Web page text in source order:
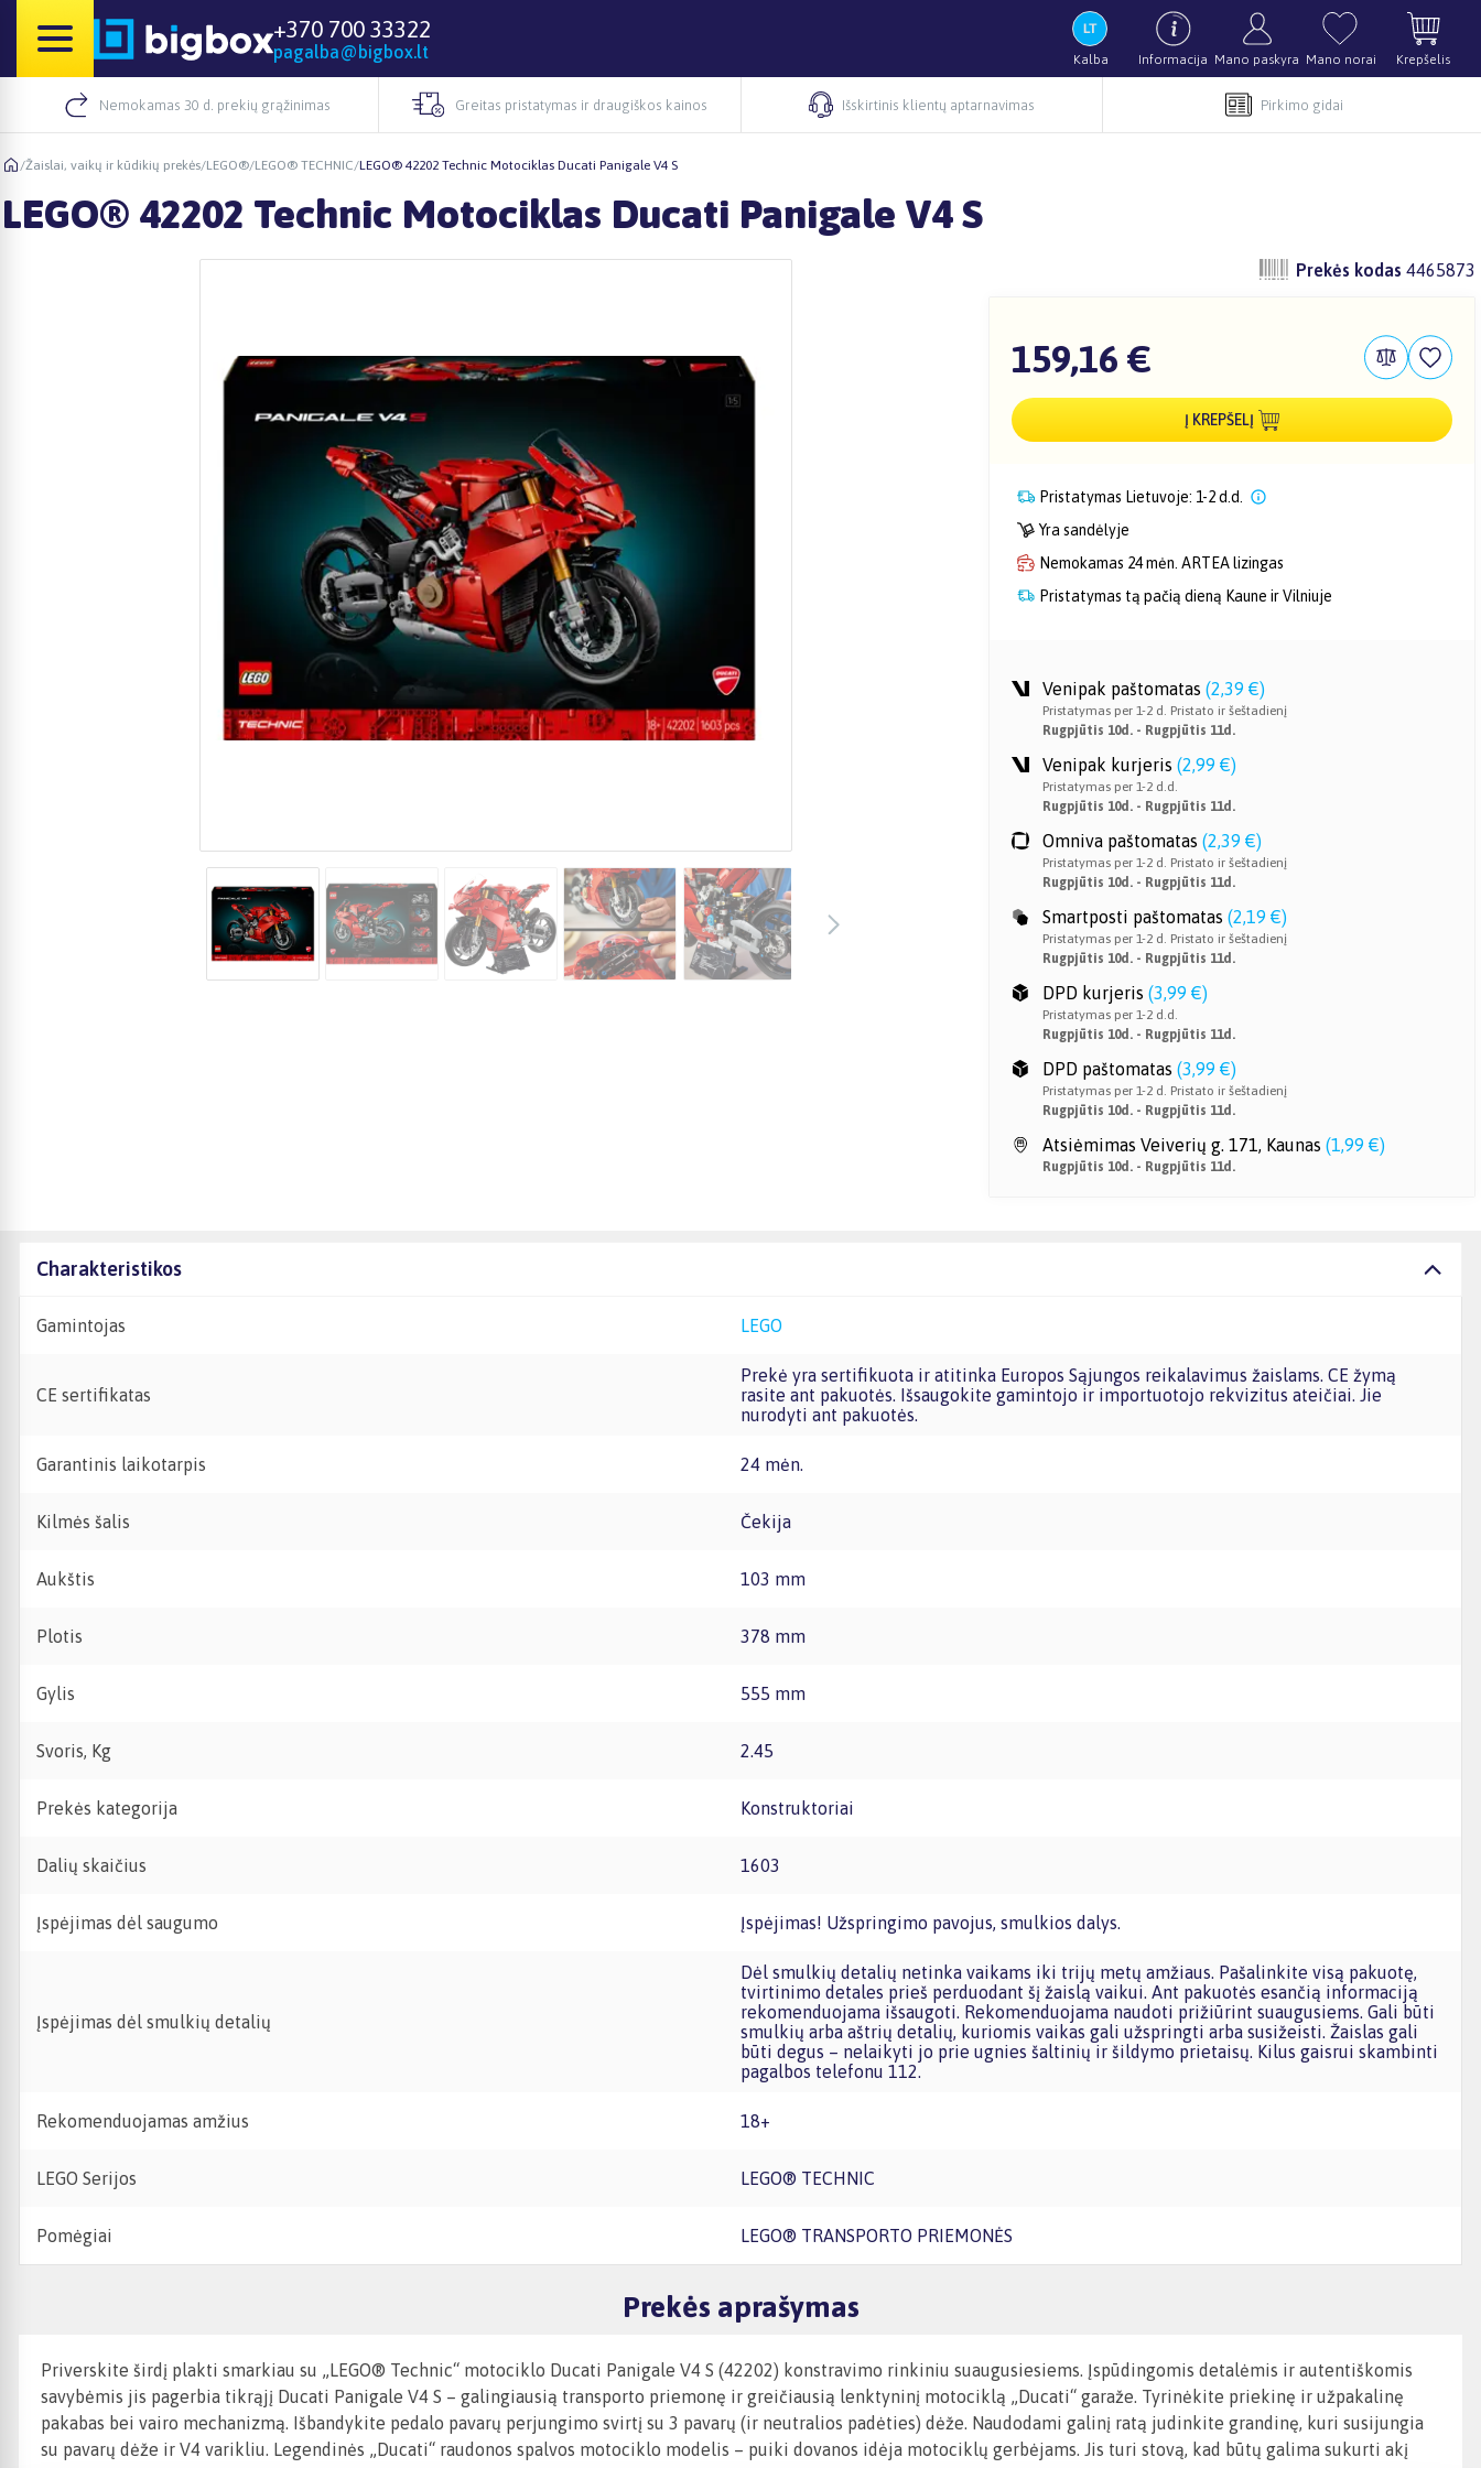
+370 700 33322
pagalba@bigbox.lt Kalba Informacija Mano paskyra Mano norai Krepšelis
Nemokamas 30 d. prekių grąžinimas Greitas pristatymas ir draugiškos kainos Išskirtinis klientų aptarnavimas Pirkimo gidai
/Žaislai, vaikų ir kūdikių prekės/LEGO®/LEGO® TECHNIC/LEGO® 42202 Technic Motociklas Ducati Panigale V4 S
LEGO® 42202 Technic Motociklas Ducati Panigale V4 S
Prekės kodas 4465873
159,16 €
Į KREPŠELĮ
Pristatymas Lietuvoje: 1-2 d.d.
Yra sandėlyje
Nemokamas 24 mėn. ARTEA lizingas
Pristatymas tą pačią dieną Kaune ir Vilniuje
Venipak paštomatas (2,39 €)
Pristatymas per 1-2 d. Pristato ir šeštadienį
Rugpjūtis 10d. - Rugpjūtis 11d.
Venipak kurjeris (2,99 €)
Pristatymas per 1-2 d.d.
Rugpjūtis 10d. - Rugpjūtis 11d.
Omniva paštomatas (2,39 €)
Pristatymas per 1-2 d. Pristato ir šeštadienį
Rugpjūtis 10d. - Rugpjūtis 11d.
Smartposti paštomatas (2,19 €)
Pristatymas per 1-2 d. Pristato ir šeštadienį
Rugpjūtis 10d. - Rugpjūtis 11d.
DPD kurjeris (3,99 €)
Pristatymas per 1-2 d.d.
Rugpjūtis 10d. - Rugpjūtis 11d.
DPD paštomatas (3,99 €)
Pristatymas per 1-2 d. Pristato ir šeštadienį
Rugpjūtis 10d. - Rugpjūtis 11d.
Atsiėmimas Veiverių g. 171, Kaunas (1,99 €)
Rugpjūtis 10d. - Rugpjūtis 11d.
Charakteristikos
Gamintojas LEGO
CE sertifikatas
Prekė yra sertifikuota ir atitinka Europos Sąjungos reikalavimus žaislams. CE žymą
rasite ant pakuotės. Išsaugokite gamintojo ir importuotojo rekvizitus ateičiai. Jie
nurodyti ant pakuotės.
Garantinis laikotarpis 24 mėn.
Kilmės šalis Čekija
Aukštis 103 mm
Plotis 378 mm
Gylis 555 mm
Svoris, Kg 2.45
Prekės kategorija Konstruktoriai
Dalių skaičius 1603
Įspėjimas dėl saugumo Įspėjimas! Užspringimo pavojus, smulkios dalys.
Įspėjimas dėl smulkių detalių
Dėl smulkių detalių netinka vaikams iki trijų metų amžiaus. Pašalinkite visą pakuotę,
tvirtinimo detales prieš perduodant šį žaislą vaikui. Ant pakuotės esančią informaciją
rekomenduojama išsaugoti. Rekomenduojama naudoti prižiūrint suaugusiems. Gali būti
smulkių arba aštrių detalių, kuriomis vaikas gali užspringti arba susižeisti. Žaislas gali
būti degus – nelaikyti jo prie ugnies šaltinių ir šildymo prietaisų. Kilus gaisrui skambinti
pagalbos telefonu 112.
Rekomenduojamas amžius 18+
LEGO Serijos LEGO® TECHNIC
Pomėgiai LEGO® TRANSPORTO PRIEMONĖS
Prekės aprašymas
Priverskite širdį plakti smarkiau su „LEGO® Technic“ motociklo Ducati Panigale V4 S (42202) konstravimo rinkiniu suaugusiesiems. Įspūdingomis detalėmis ir autentiškomis
savybėmis jis pagerbia tikrąjį Ducati Panigale V4 S – galingiausią transporto priemonę ir greičiausią lenktyninį motociklą „Ducati“ garaže. Tyrinėkite priekinę ir užpakalinę
pakabas bei vairo mechanizmą. Išbandykite pedalo pavarų perjungimo svirtį su 3 pavarų (ir neutralios padėties) dėže. Naudodami galinį ratą judinkite grandinę, kuri susijungia
su pavarų dėže ir V4 varikliu. Legendinės „Ducati“ raudonos spalvos motociklo modelis – puiki dovanos idėja motociklų gerbėjams. Jis turi stovą, kad būtų galima sukurti akį